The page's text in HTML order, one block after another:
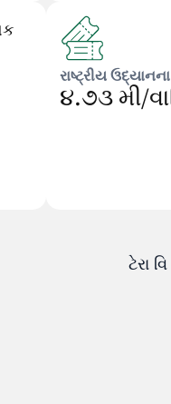
રાષ્ટ્રીય
૪.૭૩ મી/
ટેરા